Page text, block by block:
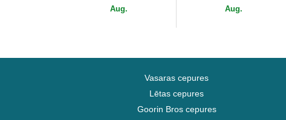
Golden State Warriors...
Aug.
Aug.
Vasaras cepures
Lētas cepures
Goorin Bros cepures